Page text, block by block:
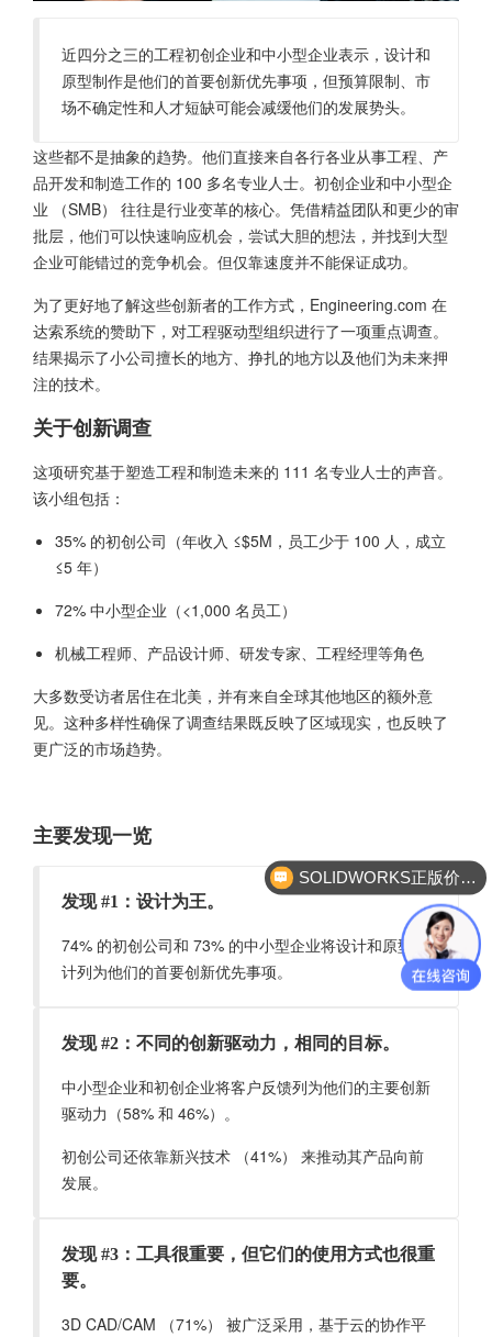
近四分之三的工程初创企业和中小型企业表示，设计和
原型制作是他们的首要创新优先事项，但预算限制、市
场不确定性和人才短缺可能会减缓他们的发展势头。
这些都不是抽象的趋势。他们直接来自各行各业从事工程、产
品开发和制造工作的 100 多名专业人士。初创企业和中小型企
业 （SMB） 往往是行业变革的核心。凭借精益团队和更少的审
批层，他们可以快速响应机会，尝试大胆的想法，并找到大型
企业可能错过的竞争机会。但仅靠速度并不能保证成功。
为了更好地了解这些创新者的工作方式，Engineering.com 在
达索系统的赞助下，对工程驱动型组织进行了一项重点调查。
结果揭示了小公司擅长的地方、挣扎的地方以及他们为未来押
注的技术。
关于创新调查
这项研究基于塑造工程和制造未来的 111 名专业人士的声音。
该小组包括：
35% 的初创公司（年收入 ≤$5M，员工少于 100 人，成立
≤5 年）
72% 中小型企业（<1,000 名员工）
机械工程师、产品设计师、研发专家、工程经理等角色
大多数受访者居住在北美，并有来自全球其他地区的额外意
见。这种多样性确保了调查结果既反映了区域现实，也反映了
更广泛的市场趋势。
主要发现一览
发现 #1：设计为王。
74% 的初创公司和 73% 的中小型企业将设计和原型设
计列为他们的首要创新优先事项。
发现 #2：不同的创新驱动力，相同的目标。
中小型企业和初创企业将客户反馈列为他们的主要创新
驱动力（58% 和 46%）。
初创公司还依靠新兴技术 （41%） 来推动其产品向前
发展。
发现 #3：工具很重要，但它们的使用方式也很重
要。
3D CAD/CAM （71%） 被广泛采用，基于云的协作平
SOLIDWORKS正版价格？